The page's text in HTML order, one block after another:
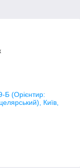
Б (Орієнтир:
Київ,